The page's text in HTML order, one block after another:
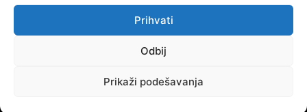
Prihvati
Odbij
Prikaži podešavanja